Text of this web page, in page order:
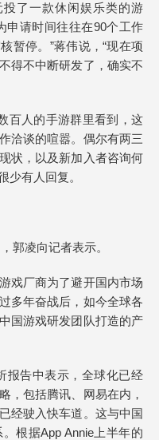
了一款休闲娱乐类的游
申请时间往往在90个工作
暂停。”蒋伟说，“现在项
得不中断研发了，确实不
百人的手游群里看到，这
洽谈的喧嚣。偶尔有两三
状，以及新加入者咨询何
少有人回复。
郭凌向记者表示。
戏厂商为了避开国内市场
多年奋战后，如今全球各
国游戏研发团队打造的产
报告中表示，全球化已经
，包括腾讯、网易在内，
经驶入快车道。这与中国
根据App Annie上半年的